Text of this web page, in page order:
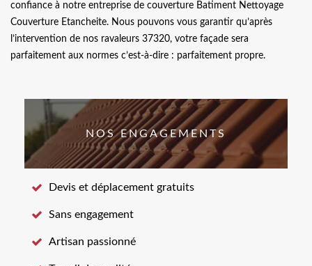
confiance à notre entreprise de couverture Batiment Nettoyage
Couverture Etancheite. Nous pouvons vous garantir qu’après
l’intervention de nos ravaleurs 37320, votre façade sera
parfaitement aux normes c’est-à-dire : parfaitement propre.
NOS ENGAGEMENTS
Devis et déplacement gratuits
Sans engagement
Artisan passionné